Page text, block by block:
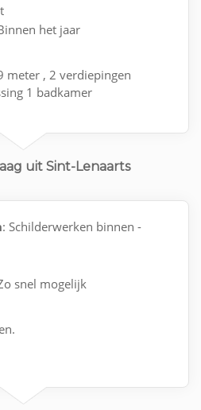
het jaar
meter , 2 verdiepingen
1 badkamer
uit Sint-Lenaarts
: Schilderwerken binnen -
snel mogelijk